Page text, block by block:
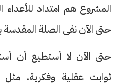
المشروع هم امتداد للأعداء
حتى الآن نفى الصلة المقدسة
حتى الآن لا أستطيع أن
ثوابت عقلية وفكرية، مثل